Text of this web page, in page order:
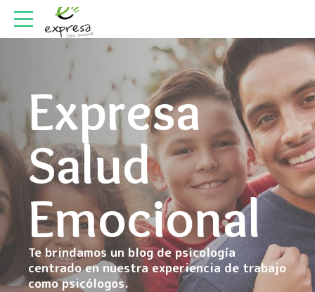
Expresa
Salud
Emocional
Te brindamos un blog de psicología
centrado en nuestra experiencia de trabajo
como psicólogos.